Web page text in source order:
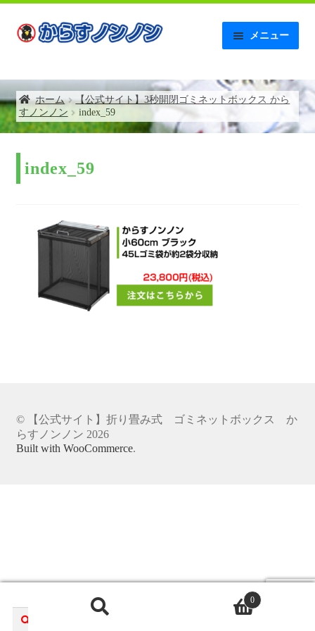
ナ
ビ
シ
ョ
ン
へ
キ
ッ
コ
ン
ツ
へ
ス
キ
プ
メニュー
【AMAZON】レビュー記入後の連絡について
お問い合わせ
お支払い
からすノンノンの特徴
ゴミネットボックス補助金について
トップページ
ホーム
【公式サイト】3秒開閉ゴミネットボックス から
すノンノン
index_59
index_59
© 【公式サイト】折り畳み式 ゴミネットボックス か
らすノンノン 2026
Built with WooCommerce.
検
検
0